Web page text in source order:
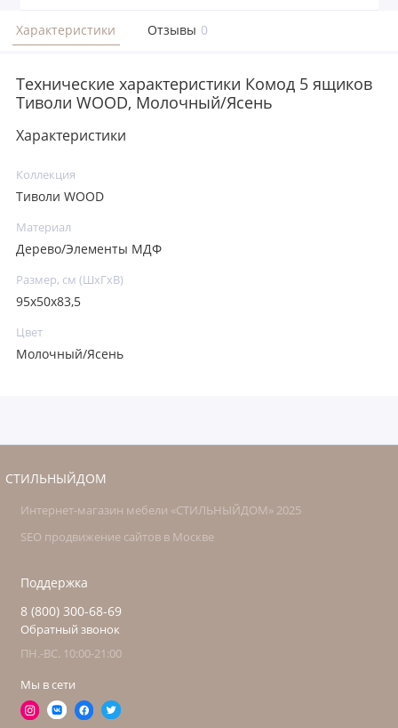
Характеристики Отзывы 0
Технические характеристики Комод 5 ящиков
Тиволи WOOD, Молочный/Ясень
Характеристики
Коллекция
Тиволи WOOD
Материал
Дерево/Элементы МДФ
Размер, см (ШхГхВ)
95x50x83,5
Цвет
Молочный/Ясень
СТИЛЬНЫЙДОМ
Интернет-магазин мебели «СТИЛЬНЫЙДОМ» 2025
SEO продвижение сайтов в Москве
Поддержка
8 (800) 300-68-69
Обратный звонок
ПН.-ВС. 10:00-21:00
Мы в сети